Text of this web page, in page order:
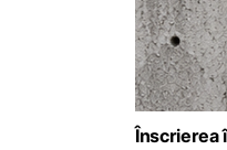
Înscrierea